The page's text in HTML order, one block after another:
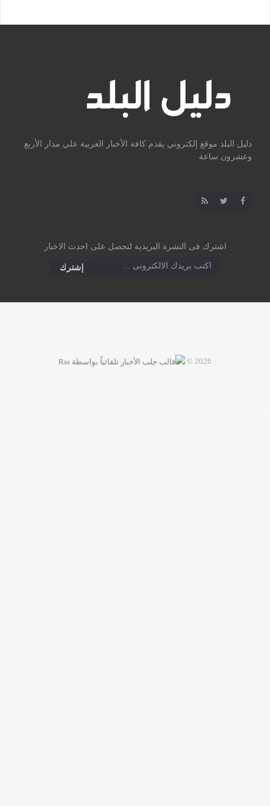
دليل البلد موقع إلكتروني يقدم كافة الأخبار العربية علي مدار الأربع
وعشرون ساعة
اشترك فى النشرة البريدية لتحصل على احدث الاخبار
2026 ©